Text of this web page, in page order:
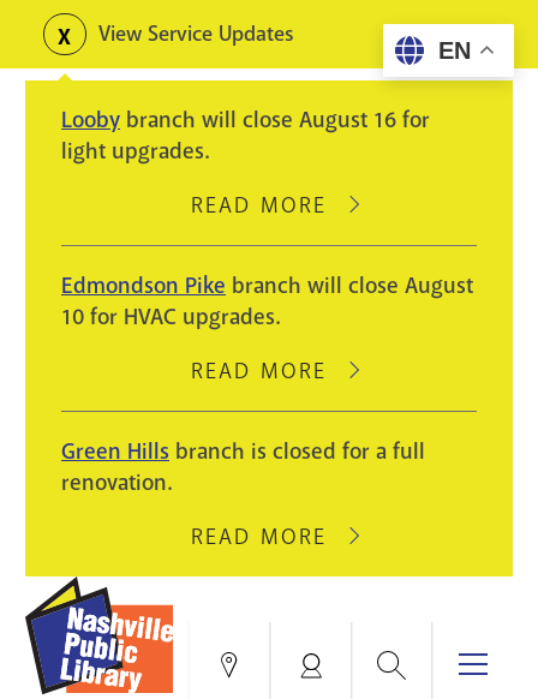
content
Toggle
alerts
View Service Updates
Looby branch will close August 16 for
light upgrades.
READ MORE
ABOUT
WILL
AUGUST
LIGHT
Edmondson Pike branch will close August
10 for HVAC upgrades.
READ MORE
ABOUT
PIKE
BRANCH
CLOSE
FOR
HVAC
UPGRADES.
Green Hills branch is closed for a full
renovation.
READ MORE
ABOUT
BRANCH
Locations Search Menu
EN